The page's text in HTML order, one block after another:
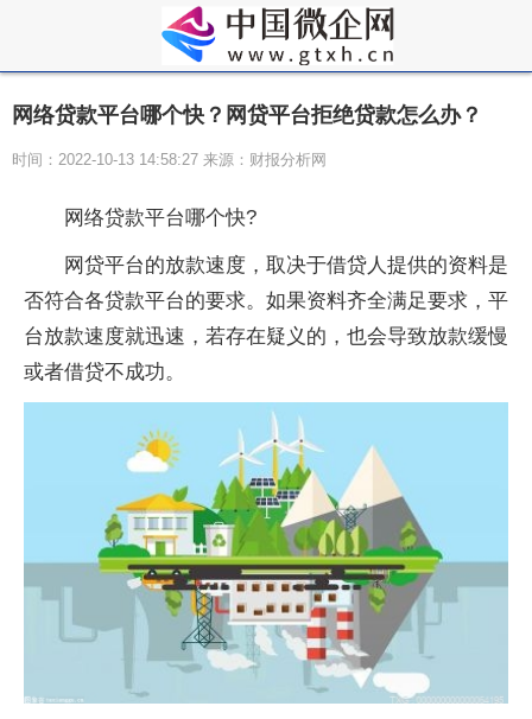
网络贷款平台哪个快？网贷平台拒绝贷款怎么办？
时间：2022-10-13 14:58:27 来源：财报分析网
网络贷款平台哪个快?
网贷平台的放款速度，取决于借贷人提供的资料是
否符合各贷款平台的要求。如果资料齐全满足要求，平
台放款速度就迅速，若存在疑义的，也会导致放款缓慢
或者借贷不成功。